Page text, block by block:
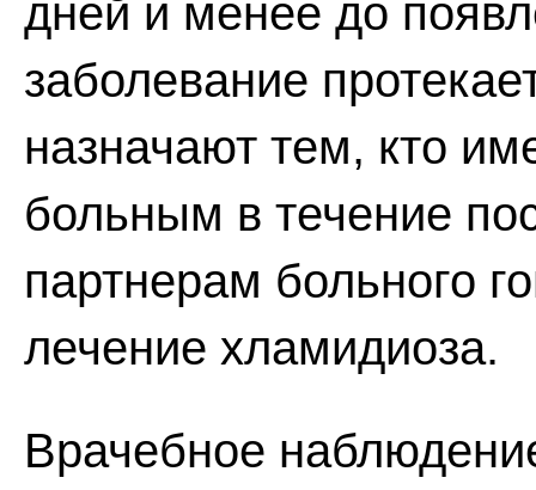
дней и менее до
заболевание
назначают тем, кто
больным в течение
партнерам больного
лечение хламидиоза.
Врачебное